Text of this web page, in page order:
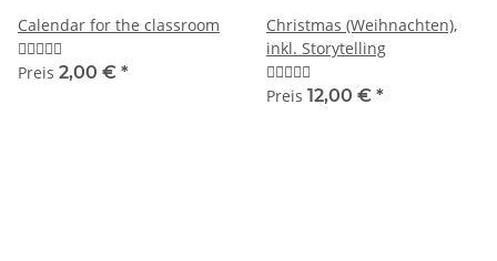
Calendar for the classroom
Preis 2,00 € *
Christmas (Weihnachten),
inkl. Storytelling
Preis 12,00 € *